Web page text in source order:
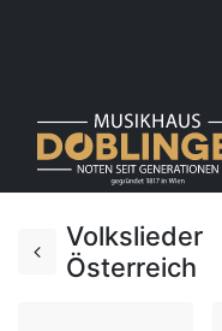
Volkslieder
Österreich